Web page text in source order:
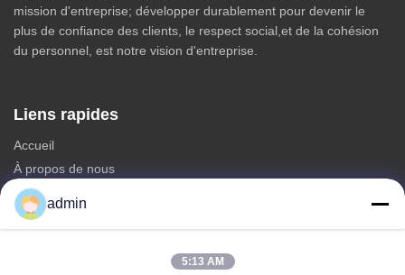
mission d'entreprise; développer durablement pour devenir le
plus de confiance des clients, le respect social,et de la cohésion
du personnel, est notre vision d'entreprise.
Liens rapides
Accueil
À propos de nous
produits
Nous contacter
admin
5:13 AM